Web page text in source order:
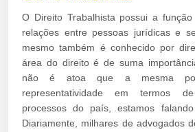
O Direito Trabalhista possui a
relações entre pessoas jurídicas e
mesmo também é conhecido por
área do direito é de suma
não é atoa que a mesma
representatividade em termos
processos do país, estamos
Diariamente, milhares de advogados